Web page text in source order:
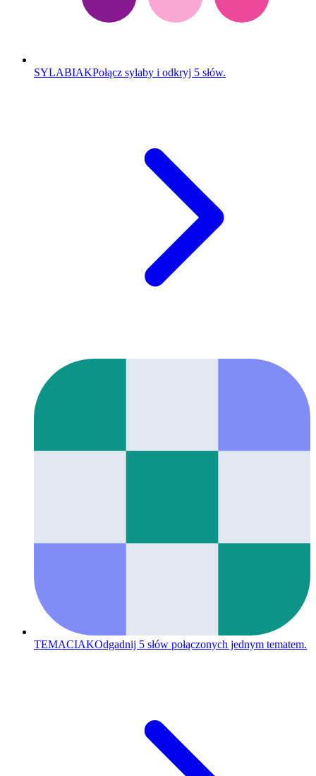
SYLABIAKPołącz sylaby i odkryj 5 słów.
TEMACIAKOdgadnij 5 słów połączonych jednym tematem.